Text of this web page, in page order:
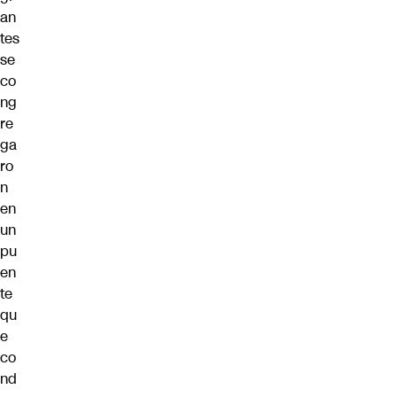
an
tes
se
co
ng
re
ga
ro
n
en
un
pu
en
te
qu
e
co
nd